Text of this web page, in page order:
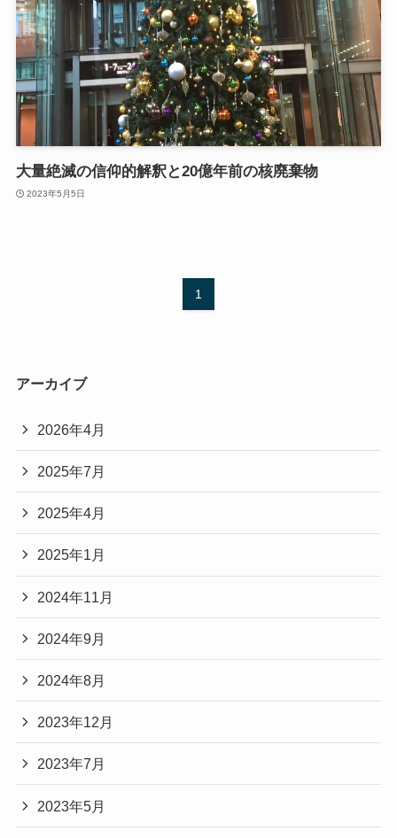
大量絶滅の信仰的解釈と20億年前の核廃棄物
2023年5月5日
1
アーカイブ
2026年4月
2025年7月
2025年4月
2025年1月
2024年11月
2024年9月
2024年8月
2023年12月
2023年7月
2023年5月